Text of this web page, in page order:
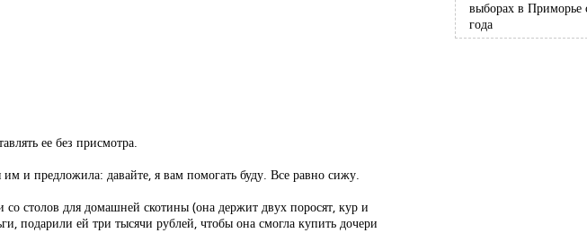
ее без присмотра.
и предложила: давайте, я вам помогать буду. Все равно сижу.
столов для домашней скотины (она держит двух поросят, кур и
подарили ей три тысячи рублей, чтобы она смогла купить дочери
выборах в Приморье
года